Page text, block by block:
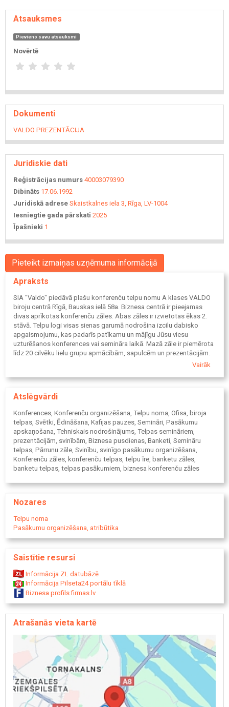
Atsauksmes
Pievieno savu atsauksmi
Novērtē
Dokumenti
VALDO PREZENTĀCIJA
Juridiskie dati
Reģistrācijas numurs 40003079390
Dibināts 17.06.1992
Juridiskā adrese Skaistkalnes iela 3, Rīga, LV-1004
Iesniegtie gada pārskati 2025
Īpašnieki 1
Pieteikt izmaiņas uzņēmuma informācijā
Apraksts
SIA "Valdo" piedāvā plašu konferenču telpu nomu A klases VALDO
biroju centrā Rīgā, Bauskas ielā 58a. Biznesa centrā ir pieejamas
divas aprīkotas konferenču zāles. Abas zāles ir izvietotas ēkas 2.
stāvā. Telpu logi visas sienas garumā nodrošina izcilu dabisko
apgaismojumu, kas padarīs patīkamu un mājīgu Jūsu viesu
uzturēšanos konferences vai semināra laikā. Mazā zāle ir piemērota
līdz 20 cilvēku lielu grupu apmācībām, sapulcēm un prezentācijām.
Lielajā zālē ir patiesi ērti organizēt lielus seminārus un prezentācijas,
grupām. Zālei ir atsevišķa garderobes telpa, virtuve un zona kafijas
izkārtojums.
Vairāk
Atslēgvārdi
Konferences, Konferenču organizēšana, Telpu noma, Ofisa, biroja
telpas, Svētki, Ēdināšana, Kafijas pauzes, Semināri, Pasākumu
apskaņošana, Tehniskais nodrošinājums, Telpas semināriem,
prezentācijām, svinībām, Biznesa pusdienas, Banketi, Semināru
telpas, Pārrunu zāle, Svinību, svinīgo pasākumu organizēšana,
Konferenču zāles, konferenču telpas, telpu īre, banketu zāles,
banketu telpas, telpas pasākumiem, biznesa konferenču zāles
Nozares
Telpu noma
Pasākumu organizēšana, atribūtika
Saistītie resursi
Informācija ZL datubāzē
Informācija Pilseta24 portālu tīklā
Biznesa profils firmas.lv
Atrašanās vieta kartē